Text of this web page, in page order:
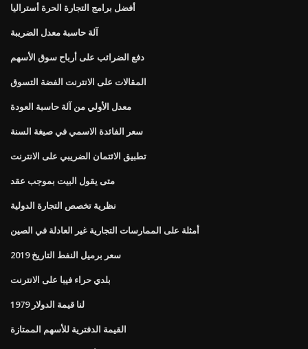
أفضل برامج التجارة الحرة أستراليا
آلة حاسبة معدل الضريبة
دفع الضرائب على أرباح سوق الأسهم
المقالات على الانترنت الفضة التسوق
معدل الأولي من آلة حاسبة العودة
سعر الفائدة الاسمي في صيغة السنة
تطبيق الائتمان الضريبي على الانترنت
متى يقول البيت بموجب عقد
نظرية تخصص التجارة الدولية
أمثلة على الممارسات التجارية غير العادلة في الصين
سعر برميل النفط التاريخ 2019
بلدي حراء فيبا على الانترنت
لنا قيمة الدولار 1979
القيمة الدفترية للأسهم الممتازة